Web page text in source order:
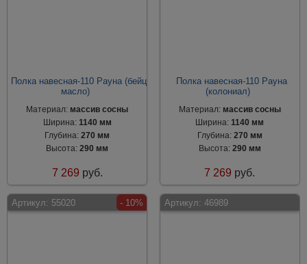
Полка навесная-110 Рауна (бейц
масло)
Материал: массив сосны
Ширина: 1140 мм
Глубина:270 мм
Высота:290 мм
7 269 руб.
Полка навесная-110 Рауна
(колониал)
Материал: массив сосны
Ширина:1140 мм
Глубина: 270 мм
Высота: 290 мм
7 269 руб.
Артикул: 55020 - 10% Артикул: 46989